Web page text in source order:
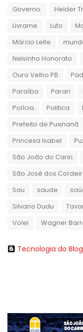
Governo.
Helder
Livrame
Luto
Márcio Leite
Nelsinho Honorato
Ouro Velho PB
Paraíba
Parari
Polícia
Politica
Prefeito de Puxinanã
Princesa Isabel
São João do Cariri
São José dos
Sau
saude
Silvano Dudu
Volei
Wagner
Tecnologia do